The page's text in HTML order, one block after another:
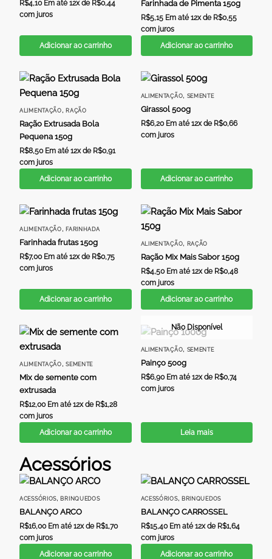
R$4,10 Em até 12x de R$0,44
com juros
Adicionar ao carrinho
Farinhada de Pimenta 150g
R$5,15 Em até 12x de R$0,55
com juros
Adicionar ao carrinho
ALIMENTAÇÃO ,RAÇÃO
Ração Extrusada Bola
Pequena 150g
R$8,50 Em até 12x de R$0,91
com juros
Adicionar ao carrinho
ALIMENTAÇÃO, SEMENTE
Girassol 500g
R$6,20 Em até 12x de R$0,66
com juros
Adicionar ao carrinho
ALIMENTAÇÃO ,FARINHADA
Farinhada frutas 150g
R$7,00 Em até 12x de R$0,75
com juros
Adicionar ao carrinho
ALIMENTAÇÃO, RAÇÃO
Ração Mix Mais Sabor 150g
R$4,50 Em até 12x de R$0,48
com juros
Adicionar ao carrinho
ALIMENTAÇÃO ,SEMENTE
Mix de semente com
extrusada
R$12,00 Em até 12x de R$1,28
com juros
Adicionar ao carrinho
Não Disponível
ALIMENTAÇÃO, SEMENTE
Painço 500g
R$6,90 Em até 12x de R$0,74
com juros
Leia mais
Acessórios
ACESSÓRIOS,BRINQUEDOS
BALANÇO ARCO
R$16,00 Em até 12x de R$1,70
com juros
Adicionar ao carrinho
ACESSÓRIOS, BRINQUEDOS
BALANÇO CARROSSEL
R$15,40 Em até 12x de R$1,64
com juros
Adicionar ao carrinho